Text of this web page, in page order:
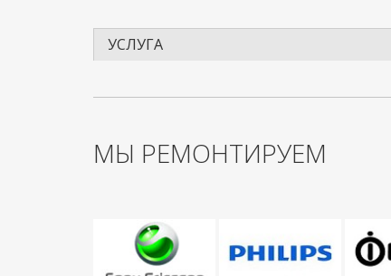
УСЛУГА
МЫ РЕМОНТИРУЕМ